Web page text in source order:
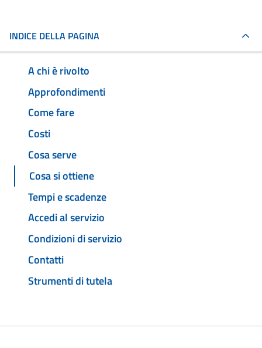
INDICE DELLA PAGINA
A chi è rivolto
Approfondimenti
Come fare
Costi
Cosa serve
Cosa si ottiene
Tempi e scadenze
Accedi al servizio
Condizioni di servizio
Contatti
Strumenti di tutela